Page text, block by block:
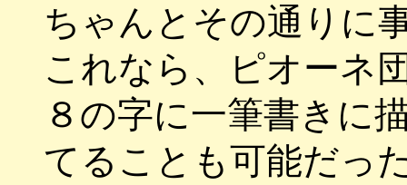
ちゃんとその通りに
これなら、ピオーネ
８の字に一筆書きに
てることも可能だっ